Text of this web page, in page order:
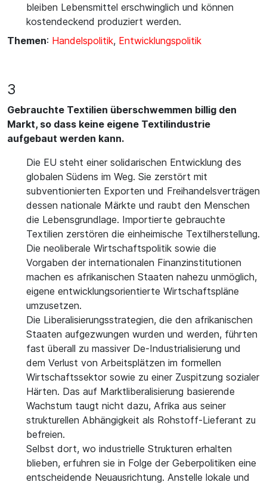
bleiben Lebensmittel erschwinglich und können
kostendeckend produziert werden.
Themen: Handelspolitik, Entwicklungspolitik
3
Gebrauchte Textilien überschwemmen billig den
Markt, so dass keine eigene Textilindustrie
aufgebaut werden kann.
Die EU steht einer solidarischen Entwicklung des
globalen Südens im Weg. Sie zerstört mit
subventionierten Exporten und Freihandelsverträgen
dessen nationale Märkte und raubt den Menschen
die Lebensgrundlage. Importierte gebrauchte
Textilien zerstören die einheimische Textilherstellung.
Die neoliberale Wirtschaftspolitik sowie die
Vorgaben der internationalen Finanzinstitutionen
machen es afrikanischen Staaten nahezu unmöglich,
eigene entwicklungsorientierte Wirtschaftspläne
umzusetzen.
Die Liberalisierungsstrategien, die den afrikanischen
Staaten aufgezwungen wurden und werden, führten
fast überall zu massiver De-Industrialisierung und
dem Verlust von Arbeitsplätzen im formellen
Wirtschaftssektor sowie zu einer Zuspitzung sozialer
Härten. Das auf Marktliberalisierung basierende
Wachstum taugt nicht dazu, Afrika aus seiner
strukturellen Abhängigkeit als Rohstoff-Lieferant zu
befreien.
Selbst dort, wo industrielle Strukturen erhalten
blieben, erfuhren sie in Folge der Geberpolitiken eine
entscheidende Neuausrichtung. Anstelle lokale und